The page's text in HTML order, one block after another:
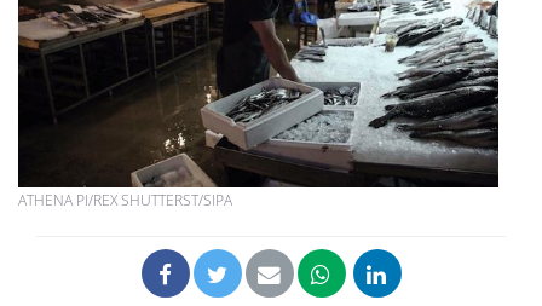
ATHENA PI/REX SHUTTERST/SIPA